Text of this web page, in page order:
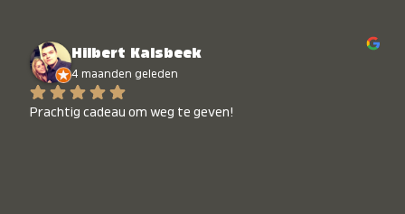
Hilbert Kalsbeek
4 maanden geleden
Prachtig cadeau om weg te geven!